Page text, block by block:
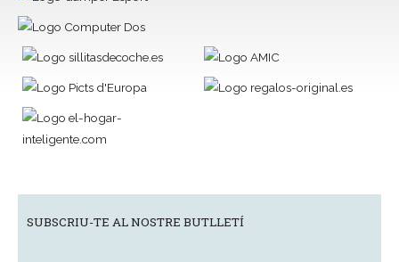
SUBSCRIU-TE AL NOSTRE BUTLLETÍ